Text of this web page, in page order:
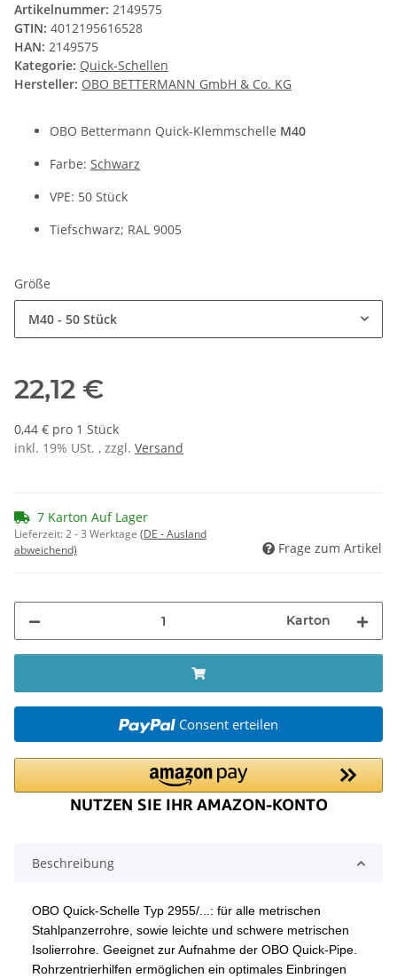
Artikelnummer: 2149575
GTIN: 4012195616528
HAN: 2149575
Kategorie: Quick-Schellen
Hersteller: OBO BETTERMANN GmbH & Co. KG
OBO Bettermann Quick-Klemmschelle M40
Farbe: Schwarz
VPE: 50 Stück
Tiefschwarz; RAL 9005
Größe
M40 - 50 Stück
22,12 €
0,44 € pro 1 Stück
inkl. 19% USt. , zzgl. Versand
7 Karton Auf Lager
Lieferzeit:2 - 3 Werktage (DE - Ausland
abweichend)
Frage zum Artikel
Karton
Consent erteilen
Beschreibung
OBO Quick-Schelle Typ 2955/...: für alle metrischen
Stahlpanzerrohre, sowie leichte und schwere metrischen
Isolierrohre. Geeignet zur Aufnahme der OBO Quick-Pipe.
Rohrzentrierhilfen ermöglichen ein optimales Einbringen